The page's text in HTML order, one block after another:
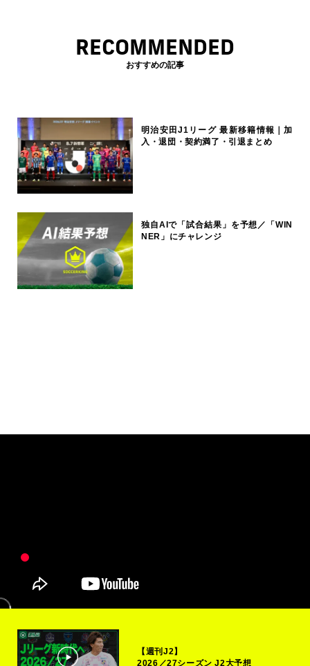
RECOMMENDED
おすすめの記事
明治安田J1リーグ 最新移籍情報｜加
入・退団・契約満了・引退まとめ
独自AIで「試合結果」を予想／「WIN
NER」にチャレンジ
【週刊J2】
2026／27シーズン J2大予想